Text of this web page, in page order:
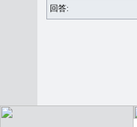
回答: